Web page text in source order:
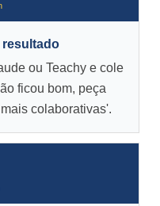
resultado
ou Teachy e cole
ficou bom, peça
colaborativas'.